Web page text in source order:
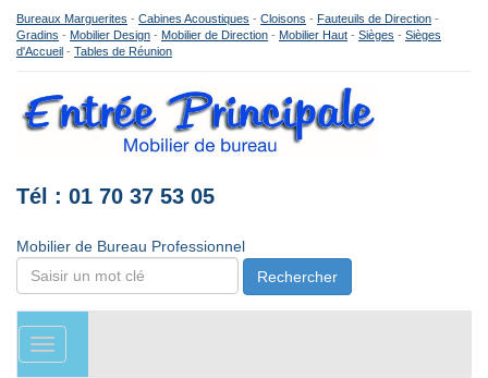
Bureaux Marguerites - Cabines Acoustiques - Cloisons - Fauteuils de Direction -
Gradins - Mobilier Design - Mobilier de Direction - Mobilier Haut - Sièges - Sièges
d'Accueil - Tables de Réunion
Tél : 01 70 37 53 05
Mobilier de Bureau Professionnel
Rechercher
Toggle
navigation